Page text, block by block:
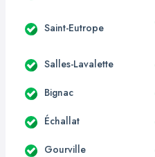
Saint-Eutrope
Salles-Lavalette
Bignac
Échallat
Gourville